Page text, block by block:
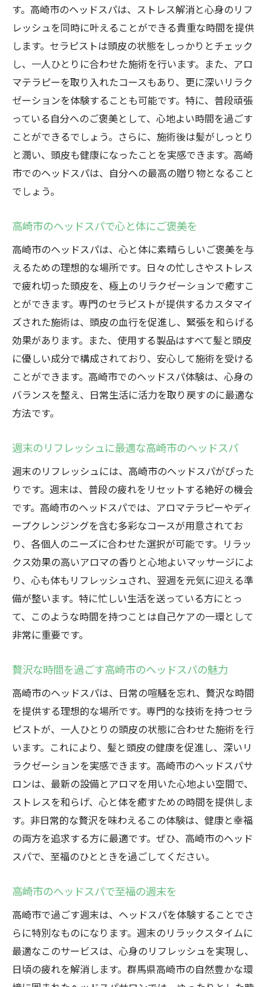
す。高崎市のヘッドスパは、ストレス解消と心身のリフ
レッシュを同時に叶えることができる貴重な時間を提供
します。セラピストは頭皮の状態をしっかりとチェック
し、一人ひとりに合わせた施術を行います。また、アロ
マテラピーを取り入れたコースもあり、更に深いリラク
ゼーションを体験することも可能です。特に、普段頑張
っている自分へのご褒美として、心地よい時間を過ごす
ことができるでしょう。さらに、施術後は髪がしっとり
と潤い、頭皮も健康になったことを実感できます。高崎
市でのヘッドスパは、自分への最高の贈り物となること
でしょう。
高崎市のヘッドスパで心と体にご褒美を
高崎市のヘッドスパは、心と体に素晴らしいご褒美を与
えるための理想的な場所です。日々の忙しさやストレス
で疲れ切った頭皮を、極上のリラクゼーションで癒すこ
とができます。専門のセラピストが提供するカスタマイ
ズされた施術は、頭皮の血行を促進し、緊張を和らげる
効果があります。また、使用する製品はすべて髪と頭皮
に優しい成分で構成されており、安心して施術を受ける
ことができます。高崎市でのヘッドスパ体験は、心身の
バランスを整え、日常生活に活力を取り戻すのに最適な
方法です。
週末のリフレッシュに最適な高崎市のヘッドスパ
週末のリフレッシュには、高崎市のヘッドスパがぴった
りです。週末は、普段の疲れをリセットする絶好の機会
です。高崎市のヘッドスパでは、アロマテラピーやディ
ープクレンジングを含む多彩なコースが用意されてお
り、各個人のニーズに合わせた選択が可能です。リラッ
クス効果の高いアロマの香りと心地よいマッサージによ
り、心も体もリフレッシュされ、翌週を元気に迎える準
備が整います。特に忙しい生活を送っている方にとっ
て、このような時間を持つことは自己ケアの一環として
非常に重要です。
贅沢な時間を過ごす高崎市のヘッドスパの魅力
高崎市のヘッドスパは、日常の喧騒を忘れ、贅沢な時間
を提供する理想的な場所です。専門的な技術を持つセラ
ピストが、一人ひとりの頭皮の状態に合わせた施術を行
います。これにより、髪と頭皮の健康を促進し、深いリ
ラクゼーションを実感できます。高崎市のヘッドスパサ
ロンは、最新の設備とアロマを用いた心地よい空間で、
ストレスを和らげ、心と体を癒すための時間を提供しま
す。非日常的な贅沢を味わえるこの体験は、健康と幸福
の両方を追求する方に最適です。ぜひ、高崎市のヘッド
スパで、至福のひとときを過ごしてください。
高崎市のヘッドスパで至福の週末を
高崎市で過ごす週末は、ヘッドスパを体験することでさ
らに特別なものになります。週末のリラックスタイムに
最適なこのサービスは、心身のリフレッシュを実現し、
日頃の疲れを解消します。群馬県高崎市の自然豊かな環